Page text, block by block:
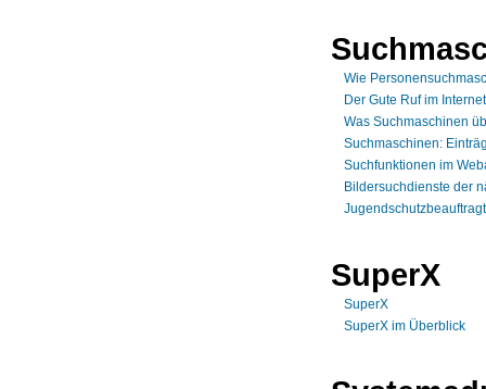
Wie
Der Gute Ruf im Internet
Was Suchmaschinen
Suchmaschinen:
Suchfunktionen im
Bildersuchdienste der
SuperX
SuperX
SuperX im Überblick